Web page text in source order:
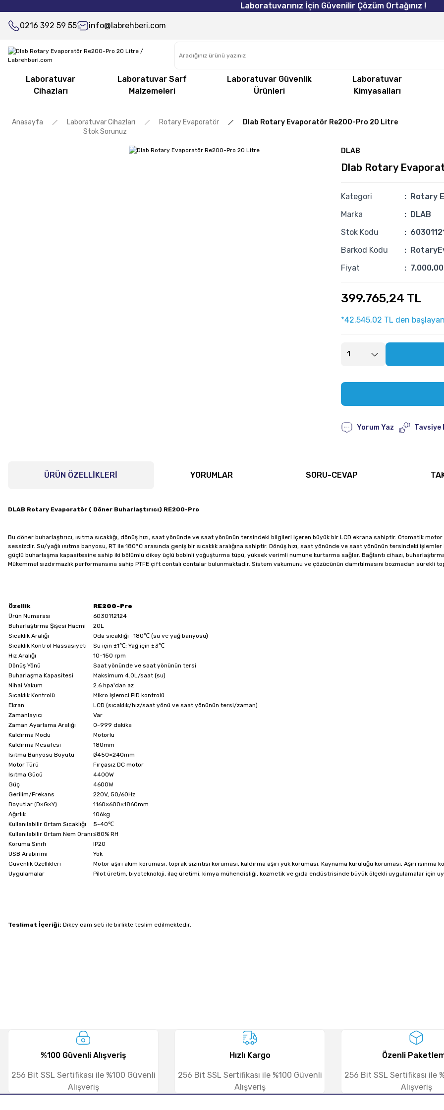
Laboratuvarınız İçin Güvenilir Çözüm Ortağınız !
0216 392 59 55 info@labrehberi.com
Laboratuvar
Cihazları
Laboratuvar Sarf
Malzemeleri
Laboratuvar Güvenlik
Ürünleri
Laboratuvar
Kimyasalları
Anasayfa Laboratuvar Cihazları Rotary Evaporatör
Dlab Rotary Evaporatör Re200-Pro 20 Litre
Stok Sorunuz
DLAB
Dlab Rotary
Kategori
Rotary
Marka
DLAB
Stok Kodu
Barkod Kodu
Fiyat
399.765,24 TL
*42.545,02 TL den
Yorum Yaz Tavsiye
ÜRÜN ÖZELLİKLERİ YORUMLAR SORU-CEVAP
DLAB Rotary Evaporatör ( Döner Buharlaştırıcı) RE200-Pro
Bu döner buharlaştırıcı, ısıtma sıcaklığı, dönüş hızı, saat yönünde ve saat yönünün tersindeki bilgileri içeren büyük bir LCD ekrana sahiptir. Otomatik
sessizdir. Su/yağlı ısıtma banyosu, RT ile 180°C arasında geniş bir sıcaklık aralığına sahiptir. Dönüş hızı, saat yönünde ve saat yönünün tersindeki
güçlü buharlaşma kapasitesine sahip iki bölümlü dikey üçlü bobinli yoğuşturma tüpü, yüksek verimli numune kurtarma sağlar. Bağlantı cihazı,
Mükemmel sızdırmazlık performansına sahip PTFE çift contalı contalar bulunmaktadır. Sistem vakumunu ve çözücünün damıtılmasını bozmadan sürekli
Özellik
RE200-Pro
Ürün Numarası
6030112124
Buharlaştırma Şişesi Hacmi
20L
Sıcaklık Aralığı
Oda sıcaklığı -180℃ (su ve yağ banyosu)
Sıcaklık Kontrol Hassasiyeti
Su için ±1℃; Yağ için ±3℃
Hız Aralığı
10-150 rpm
Dönüş Yönü
Saat yönünde ve saat yönünün tersi
Buharlaşma Kapasitesi
Maksimum 4.0L/saat (su)
Nihai Vakum
2.6 hpa'dan az
Sıcaklık Kontrolü
Mikro işlemci PID kontrolü
Ekran
LCD (sıcaklık/hız/saat yönü ve saat yönünün tersi/zaman)
Zamanlayıcı
Var
Zaman Ayarlama Aralığı
0-999 dakika
Kaldırma Modu
Motorlu
Kaldırma Mesafesi
180mm
Isıtma Banyosu Boyutu
Ø450×240mm
Motor Türü
Fırçasız DC motor
Isıtma Gücü
4400W
Güç
4600W
Gerilim/Frekans
220V, 50/60Hz
Boyutlar (D×G×Y)
1160×600×1860mm
Ağırlık
106kg
Kullanılabilir Ortam Sıcaklığı
5-40℃
Kullanılabilir Ortam Nem Oranı ≤80% RH
Koruma Sınıfı
IP20
USB Arabirimi
Yok
Güvenlik Özellikleri
Motor aşırı akım koruması, toprak sızıntısı koruması, kaldırma aşırı yük koruması, Kaynama kuruluğu koruması, Aşırı ısınma
Uygulamalar
Pilot üretim, biyoteknoloji, ilaç üretimi, kimya mühendisliği, kozmetik ve gıda endüstrisinde büyük ölçekli uygulamalar için
Teslimat İçeriği: Dikey cam seti ile birlikte teslim edilmektedir.
%100 Güvenli Alışveriş
256 Bit SSL Sertifikası ile %100 Güvenli
Alışveriş
Hızlı Kargo
256 Bit SSL Sertifikası ile %100 Güvenli
Alışveriş
Özenli
256 Bit SSL Sertifikası ile
Alışveriş